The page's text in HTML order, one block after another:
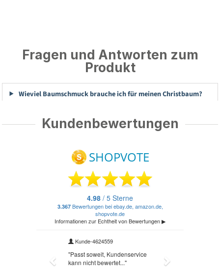
Fragen und Antworten zum
Produkt
Wieviel Baumschmuck brauche ich für meinen Christbaum?
Kundenbewertungen